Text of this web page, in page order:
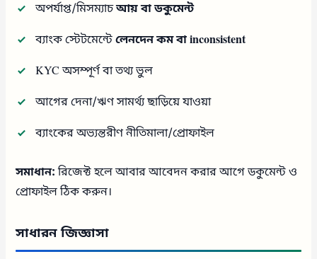
অপর্যাপ্ত/মিসম্যাচআয় বা ডকুমেন্ট
ব্যাংক স্টেটমেন্টেলেনদেন কম বা inconsistent
KYC অসম্পূর্ণ বা তথ্য ভুল
আগের দেনা/ঋণ সামর্থ্য ছাড়িয়ে যাওয়া
ব্যাংকের অভ্যন্তরীণ নীতিমালা/প্রোফাইল
সমাধান:রিজেক্ট হলে আবার আবেদন করার আগে ডকুমেন্ট ও
প্রোফাইল ঠিক করুন।
সাধারন জিজ্ঞাসা